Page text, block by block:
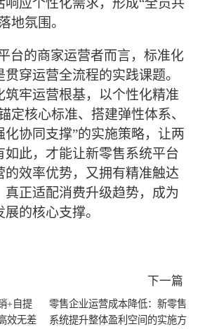
响应个性化需求，形成“全员共
地氛围。
台的商家运营者而言，标准化
穿运营全流程的实践课题。
筑牢运营根基，以个性化精准
定核心标准、搭建弹性体系、
协同支撑”的实施策略，让两
如此，才能让新零售系统平台
的效率优势，又拥有精准触达
真正适配消费升级趋势，成为
的核心支撑。
+自提
效无差
下一篇
零售企业运营成本降低：新零售
系统提升整体盈利空间的实施方